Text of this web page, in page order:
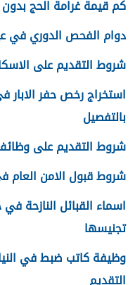
كم قيمة غرامة الحج بدون تصريح
دوام الفحص الدوري في عيد
شروط التقديم على
بالتفصيل
شروط التقديم على وظائف
شروط قبول الامن العام في
تجنيسها